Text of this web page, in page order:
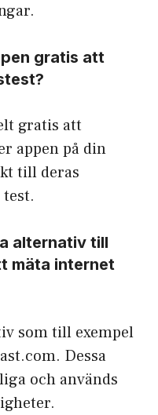
gratis att
gratis att
appen på din
till deras
alternativ till
mäta internet
som till exempel
Dessa
och används